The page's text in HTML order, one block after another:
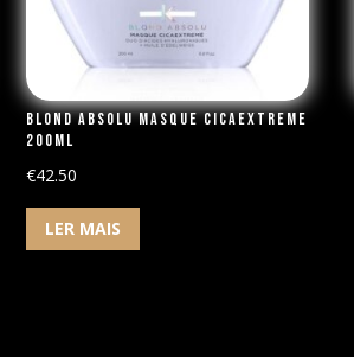
Blond Absolu Masque Cicaextreme
200ml
€42.50
LER MAIS